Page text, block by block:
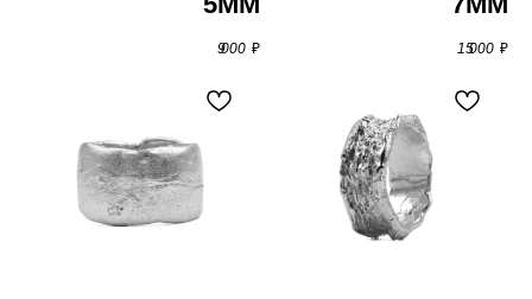
9 000 ₽ 15 000 ₽